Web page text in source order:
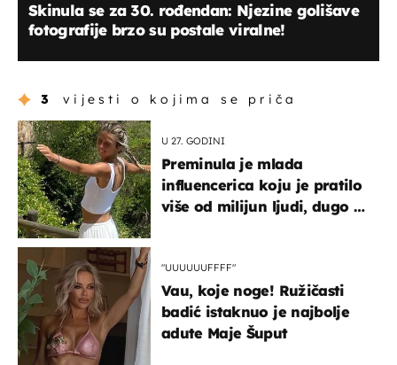
Skinula se za 30. rođendan: Njezine golišave
fotografije brzo su postale viralne!
3 vijesti o kojima se priča
U 27. GODINI
Preminula je mlada
influencerica koju je pratilo
više od milijun ljudi, dugo se
"UUUUUUFFFF"
Vau, koje noge! Ružičasti
badić istaknuo je najbolje
adute Maje Šuput